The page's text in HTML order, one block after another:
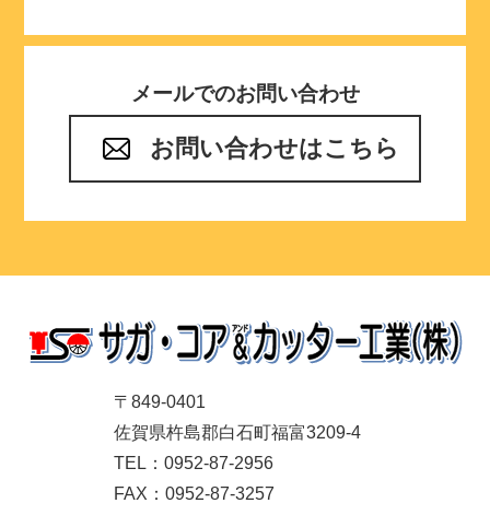
メールでのお問い合わせ
お問い合わせはこちら
〒849-0401
佐賀県杵島郡白石町福富3209-4
TEL：0952-87-2956
FAX：0952-87-3257